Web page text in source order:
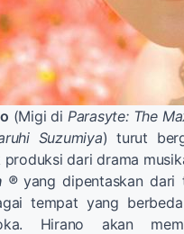
(Migi di Parasyte: The
Suzumiya) turut
produksi dari drama
® yang dipentaskan dari
tempat yang
Hirano akan